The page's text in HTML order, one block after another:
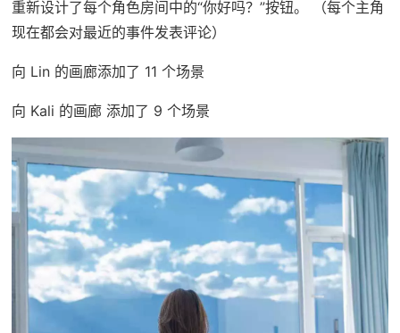
重新设计了每个角色房间中的“你好吗？”按钮。 （每个主角
现在都会对最近的事件发表评论）
向 Lin 的画廊添加了 11 个场景
向 Kali 的画廊 添加了 9 个场景